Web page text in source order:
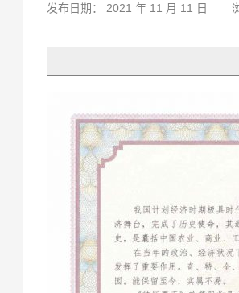
发布日期： 2021 年 11 月 11 日